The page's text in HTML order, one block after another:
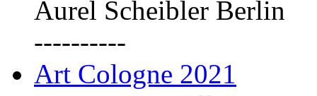
Aurel Scheibler Berlin
----------
Art Cologne 2021